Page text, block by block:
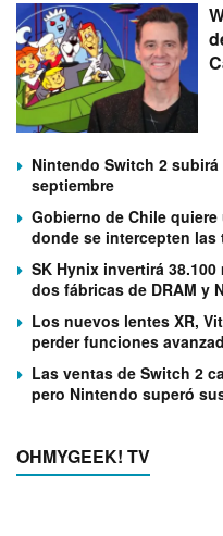
Nintendo Switch 2
septiembre
Gobierno de Chile
donde se intercepten
SK Hynix invertirá
dos fábricas de DRAM y
Los nuevos lentes XR,
perder funciones
Las ventas de Switch 2
pero Nintendo superó
OHMYGEEK! TV